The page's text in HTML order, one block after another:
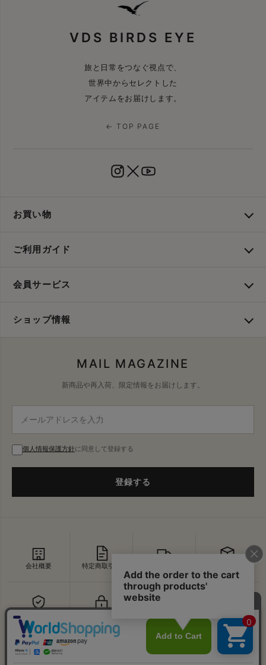
VDS BIRDS EYE
旅と日常をつなぐ視点で、
世界中からセレクトした
アイテムをお届けします。
← TOP PAGE
お買い物
ご利用ガイド
会員サービス
ショップ情報
MAIL MAGAZINE
新商品や再入荷、限定情報をお届けします。
個人情報保護方針に同意して登録する
登録する
会社概要 特定商取引法
セキュリティ お問い合わせ
↑